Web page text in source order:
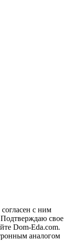
согласен с ним
свое
Dom-Eda.com.
аналогом